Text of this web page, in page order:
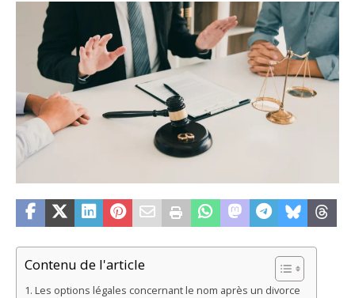
Contenu de l'article
Les options légales concernant le nom après un divorce